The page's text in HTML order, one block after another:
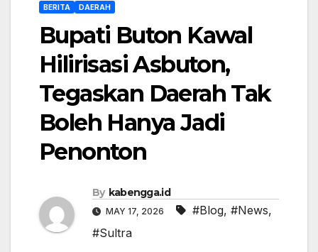
BERITA DAERAH
Bupati Buton Kawal
Hilirisasi Asbuton,
Tegaskan Daerah Tak
Boleh Hanya Jadi
Penonton
By kabengga.id
MAY 17, 2026 #Blog, #News,
#Sultra